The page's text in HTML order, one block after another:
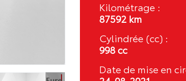
Kilométrage :
87592 km
Cylindrée (cc) :
998 cc
Date de mise en